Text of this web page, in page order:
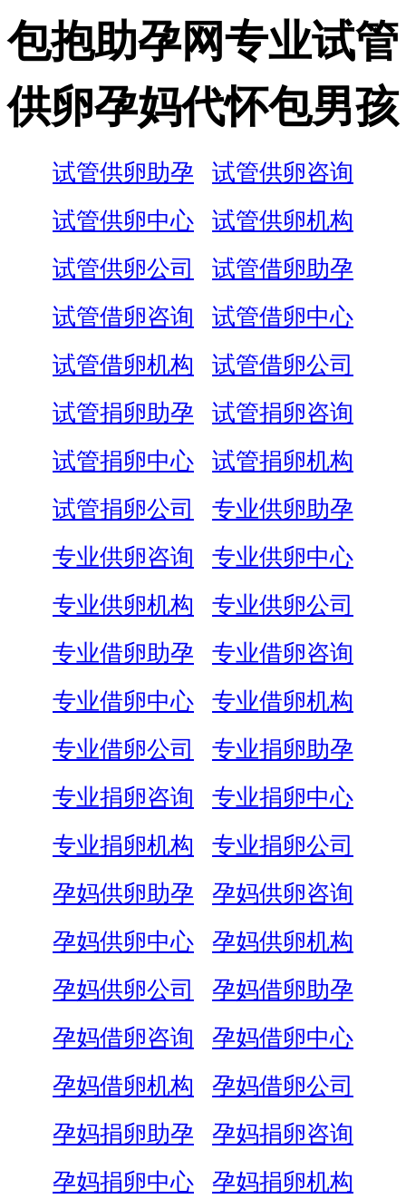
包抱助孕网专业试管
供卵孕妈代怀包男孩
试管供卵助孕
试管供卵咨询
试管供卵中心
试管供卵机构
试管供卵公司
试管借卵助孕
试管借卵咨询
试管借卵中心
试管借卵机构
试管借卵公司
试管捐卵助孕
试管捐卵咨询
试管捐卵中心
试管捐卵机构
试管捐卵公司
专业供卵助孕
专业供卵咨询
专业供卵中心
专业供卵机构
专业供卵公司
专业借卵助孕
专业借卵咨询
专业借卵中心
专业借卵机构
专业借卵公司
专业捐卵助孕
专业捐卵咨询
专业捐卵中心
专业捐卵机构
专业捐卵公司
孕妈供卵助孕
孕妈供卵咨询
孕妈供卵中心
孕妈供卵机构
孕妈供卵公司
孕妈借卵助孕
孕妈借卵咨询
孕妈借卵中心
孕妈借卵机构
孕妈借卵公司
孕妈捐卵助孕
孕妈捐卵咨询
孕妈捐卵中心
孕妈捐卵机构